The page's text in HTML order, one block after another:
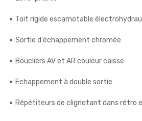
Toit rigide escamotable
Sortie d'échappement chromée
Boucliers AV et AR couleur caisse
Echappement à double sortie
Répétiteurs de clignotant dans rétro